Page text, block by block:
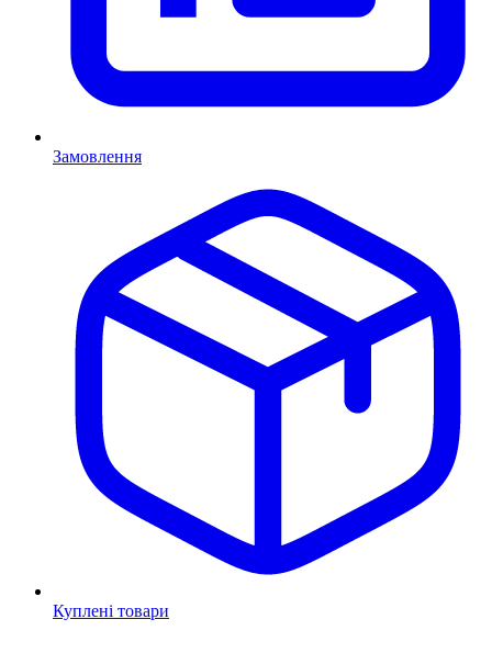
Замовлення
Куплені товари